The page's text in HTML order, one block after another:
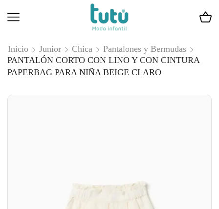
Inicio Junior Chica
Pantalones y Bermudas
PANTALÓN CORTO CON LINO Y CON CINTURA
PAPERBAG PARA NIÑA BEIGE CLARO